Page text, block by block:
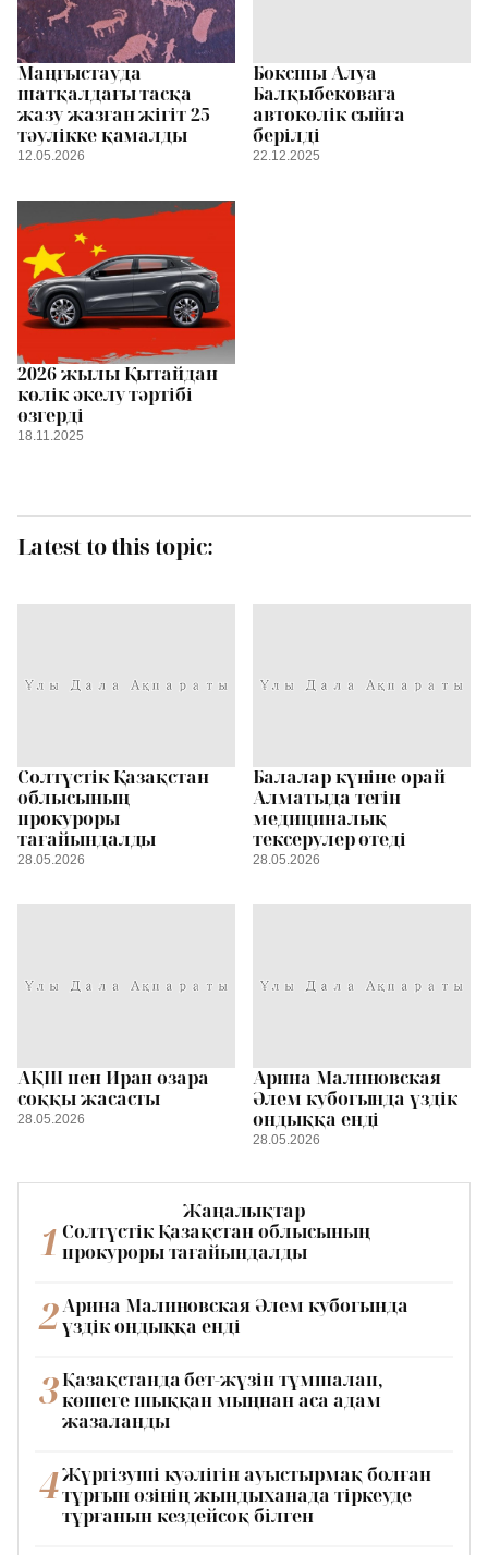
Маңғыстауда
шатқалдағы тасқа
жазу жазған жігіт 25
тәулікке қамалды
12.05.2026
Боксшы Алуа
Балқыбековаға
автокөлік сыйға
берілді
22.12.2025
2026 жылы Қытайдан
көлік әкелу тәртібі
өзгерді
18.11.2025
Latest to this topic:
Солтүстік Қазақстан
облысының
прокуроры
тағайындалды
28.05.2026
Балалар күніне орай
Алматыда тегін
медициналық
тексерулер өтеді
28.05.2026
АҚШ пен Иран өзара
соққы жасасты
28.05.2026
Арина Малиновская
Әлем кубогында үздік
ондыққа енді
28.05.2026
Жаңалықтар
1 Солтүстік Қазақстан облысының
прокуроры тағайындалды
2Арина Малиновская Әлем кубогында
үздік ондыққа енді
3 Қазақстанда бет-жүзін тұмшалап,
көшеге шыққан мыңнан аса адам
жазаланды
4Жүргізуші куәлігін ауыстырмақ болған
тұрғын өзінің жындыханада тіркеуде
тұрғанын кездейсоқ білген